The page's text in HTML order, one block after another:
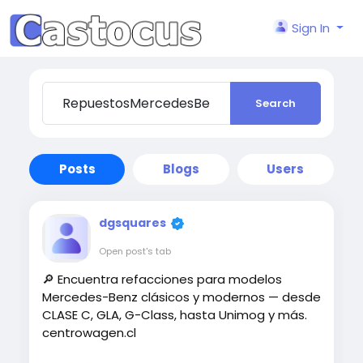
Sign In
Search
Posts Blogs Users
dgsquares
Open post's tab
🔎 Encuentra refacciones para modelos
Mercedes-Benz clásicos y modernos — desde
CLASE C, GLA, G-Class, hasta Unimog y más.
centrowagen.cl